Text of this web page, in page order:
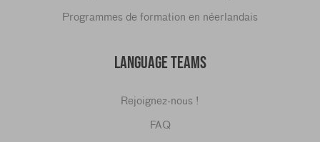
Programmes de formation en néerlandais
LANGUAGE TEAMS
Rejoignez-nous !
FAQ